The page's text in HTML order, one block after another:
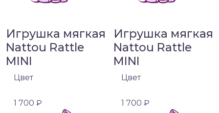
Игрушка мягкая
Nattou Rattle
MINI
Цвет
1 700 ₽
Игрушка мягкая
Nattou Rattle
MINI
Цвет
1 700 ₽